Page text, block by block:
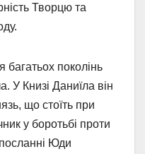
Творцю та
багатьох поколінь
У Книзі Даниїла він
що стоїть при
у боротьбі проти
Юди